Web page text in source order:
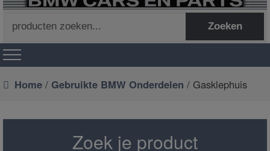
naar:
Zoeken
Home / Gebruikte BMW Onderdelen / Gasklephuis
Zoek je product